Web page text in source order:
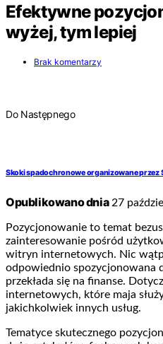
Efektywne
wyżej, tym lepiej
Brak komentarzy
Do Następnego
Skoki spadochronowe organizowane przez
Opublikowano dnia27
Pozycjonowanie to temat
zainteresowanie pośród
witryn internetowych. Nic
odpowiednio spozycjonowana
przekłada się na finanse.
internetowych, które maja
jakichkolwiek innych usług.
Tematyce skutecznego